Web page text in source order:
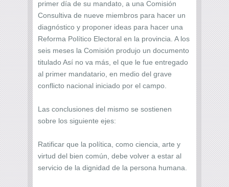
primer día de su mandato, a una Comisión
Consultiva de nueve miembros para hacer un
diagnóstico y proponer ideas para hacer una
Reforma Político Electoral en la provincia. A los
seis meses la Comisión produjo un documento
titulado Así no va más, el que le fue entregado
al primer mandatario, en medio del grave
conflicto nacional iniciado por el campo.
Las conclusiones del mismo se sostienen
sobre los siguiente ejes:
Ratificar que la política, como ciencia, arte y
virtud del bien común, debe volver a estar al
servicio de la dignidad de la persona humana.